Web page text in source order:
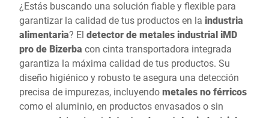
¿Estás buscando una solución fiable y flexible para
garantizar la calidad de tus productos en la industria
alimentaria? El detector de metales industrial iMD
pro de Bizerba con cinta transportadora integrada
garantiza la máxima calidad de tus productos. Su
diseño higiénico y robusto te asegura una detección
precisa de impurezas, incluyendometales no férricos
como el aluminio, en productos envasados o sin